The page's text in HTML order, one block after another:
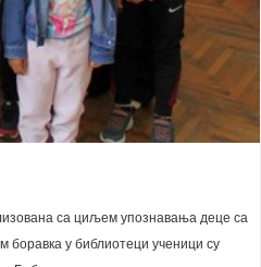
са циљем упознавања деце са
боравка у библиотеци ученици су